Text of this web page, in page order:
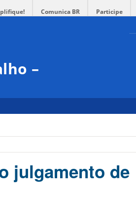
Comunica BR Participe
–
julgamento de